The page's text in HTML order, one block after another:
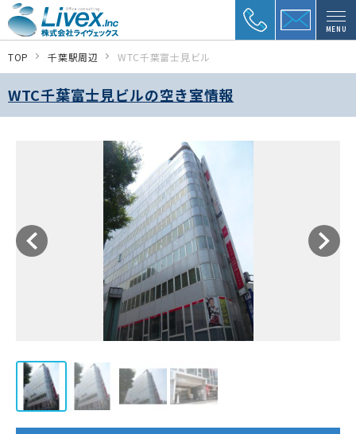
MENU
TOP 千葉駅周辺 WTC千葉富士見ビル
WTC千葉富士見ビルの空き室情報